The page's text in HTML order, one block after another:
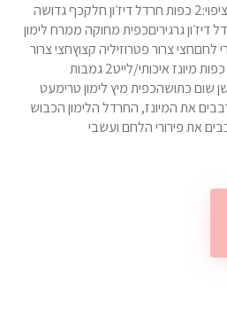
המרכיבים:5 חזות עוף קטניםלציפוי:2 כפות חרדל דיז׳ון חלקכף גדושה
דיז׳ון גרגיריםכפית מחוקה ממרח לימון
כוסות פירורי לחםחצי צרור פטרוזיליה קצוץחצי צרור
כוסברה קצוץלאיולי פלפלים:2 כפות מיונז איכותי/לייט2 גמבות
שום כתושהכפית מיץ לימון טרימעט
את המיונז, החרדל הלימון הכבוש
את פירורי הלחם ועשבי